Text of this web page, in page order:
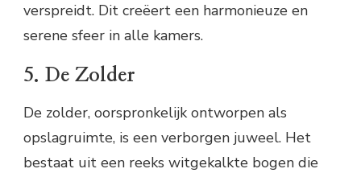
verspreidt. Dit creëert een harmonieuze en
serene sfeer in alle kamers.
5. De Zolder
De zolder, oorspronkelijk ontworpen als
opslagruimte, is een verborgen juweel. Het
bestaat uit een reeks witgekalkte bogen die